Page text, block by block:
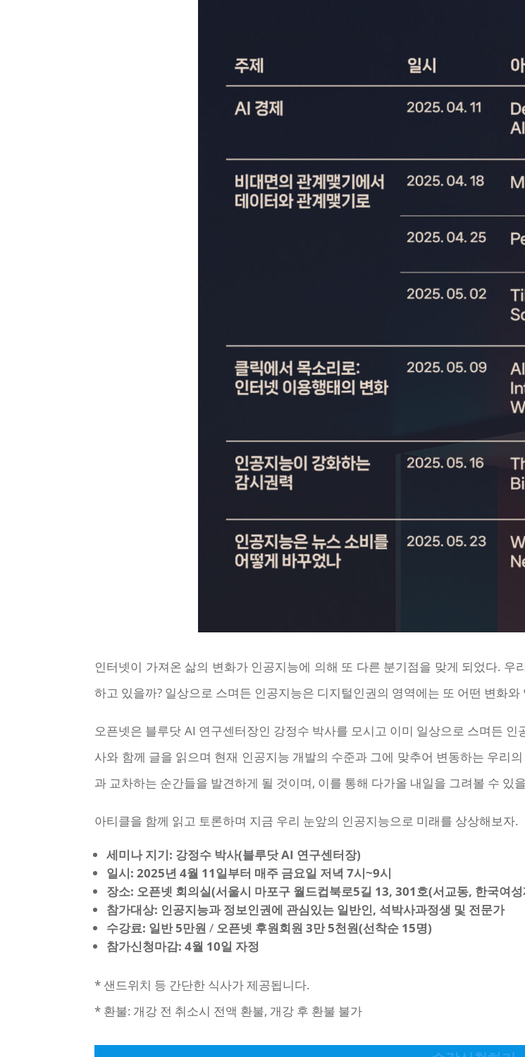
인터넷이 가져온 삶의 변화가 인공지능에 의해 또 다른 분기점을 맞게 되었다.
하고 있을까? 일상으로 스며든 인공지능은 디지털인권의 영역에는 또 어떤 변화와
오픈넷은 블루닷 AI 연구센터장인 강정수 박사를 모시고 이미 일상으로 스며든
사와 함께 글을 읽으며 현재 인공지능 개발의 수준과 그에 맞추어 변동하는 우리
과 교차하는 순간들을 발견하게 될 것이며, 이를 통해 다가올 내일을 그려볼 수 있
아티클을 함께 읽고 토론하며 지금 우리 눈앞의 인공지능으로 미래를 상상해보자.
세미나 지기: 강정수 박사(블루닷 AI 연구센터장)
일시: 2025년 4월 11일부터 매주 금요일 저녁 7시~9시
장소: 오픈넷 회의실(서울시 마포구 월드컵북로5길 13, 301호(서교동, 한국여
참가대상: 인공지능과 정보인권에 관심있는 일반인, 석박사과정생 및 전문가
수강료: 일반 5만원 / 오픈넷 후원회원 3만 5천원(선착순 15명)
참가신청마감: 4월 10일 자정
* 샌드위치 등 간단한 식사가 제공됩니다.
* 환불: 개강 전 취소시 전액 환불, 개강 후 환불 불가